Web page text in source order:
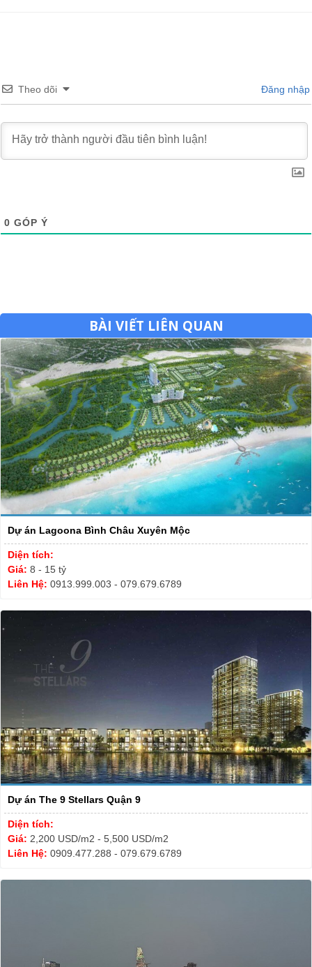
Theo dõi Đăng nhập
0 GÓP Ý
BÀI VIẾT LIÊN QUAN
Dự án Lagoona Bình Châu Xuyên Mộc
Diện tích:
Giá: 8 - 15 tỷ
Liên Hệ: 0913.999.003 - 079.679.6789
Dự án The 9 Stellars Quận 9
Diện tích:
Giá: 2,200 USD/m2 - 5,500 USD/m2
Liên Hệ: 0909.477.288 - 079.679.6789